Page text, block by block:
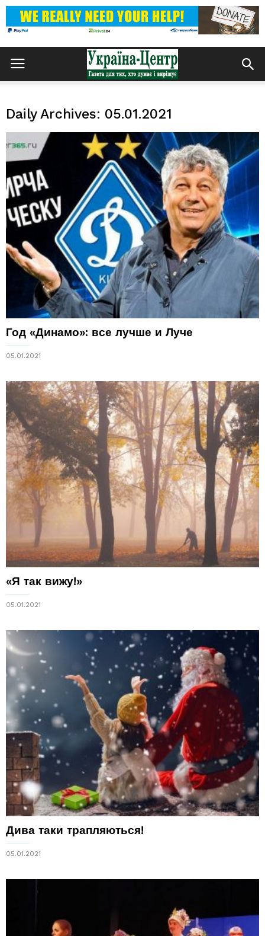
Daily Archives: 05.01.2021
Год «Динамо»: все лучше и Луче
05.01.2021
«Я так вижу!»
05.01.2021
Дива таки трапляються!
05.01.2021